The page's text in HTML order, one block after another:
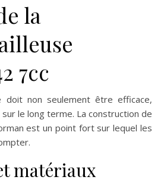
la
7cc
doit non seulement être efficace,
le long terme. La construction de
est un point fort sur lequel les
matériaux